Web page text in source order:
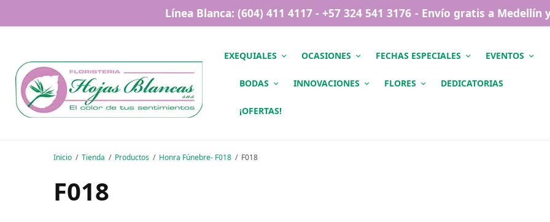
Línea Blanca: (604) 411 4117 - +57 324 541 3176 - Envío gratis a
EXEQUIALES OCASIONES FECHAS ESPECIALES EVENTOS
BODAS INNOVACIONES FLORES DEDICATORIAS
¡OFERTAS!
Inicio Tienda Productos Honra Fúnebre- F018 F018
F018